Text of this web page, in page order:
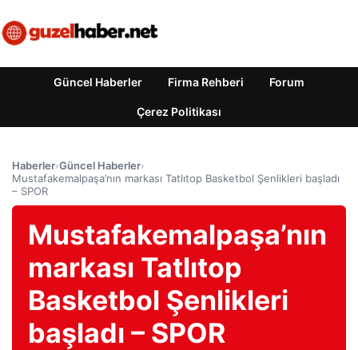
Güncel Haberler Firma Rehberi Forum
Çerez Politikası
Haberler›Güncel Haberler›
Mustafakemalpaşa’nın markası Tatlıtop Basketbol Şenlikleri başladı
– SPOR
Mustafakemalpaşa’nın
markası Tatlıtop
Basketbol Şenlikleri
başladı – SPOR